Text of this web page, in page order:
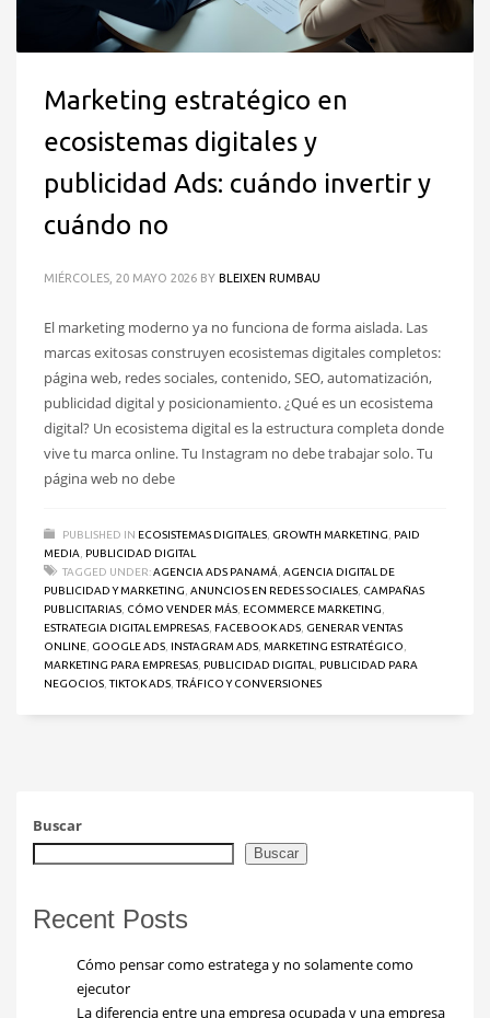
Marketing estratégico en
ecosistemas digitales y
publicidad Ads: cuándo invertir y
cuándo no
MIÉRCOLES, 20 MAYO 2026 BY BLEIXEN RUMBAU
El marketing moderno ya no funciona de forma aislada. Las
marcas exitosas construyen ecosistemas digitales completos:
página web, redes sociales, contenido, SEO, automatización,
publicidad digital y posicionamiento. ¿Qué es un ecosistema
digital? Un ecosistema digital es la estructura completa donde
vive tu marca online. Tu Instagram no debe trabajar solo. Tu
página web no debe
PUBLISHED IN ECOSISTEMAS DIGITALES, GROWTH MARKETING, PAID
MEDIA, PUBLICIDAD DIGITAL
TAGGED UNDER:AGENCIA ADS PANAMÁ, AGENCIA DIGITAL DE
PUBLICIDAD Y MARKETING, ANUNCIOS EN REDES SOCIALES, CAMPAÑAS
PUBLICITARIAS, CÓMO VENDER MÁS, ECOMMERCE MARKETING,
ESTRATEGIA DIGITAL EMPRESAS, FACEBOOK ADS, GENERAR VENTAS
ONLINE, GOOGLE ADS, INSTAGRAM ADS, MARKETING ESTRATÉGICO,
MARKETING PARA EMPRESAS, PUBLICIDAD DIGITAL, PUBLICIDAD PARA
NEGOCIOS,TIKTOK ADS,TRÁFICO Y CONVERSIONES
Buscar
Buscar
Recent Posts
Cómo pensar como estratega y no solamente como
ejecutor
La diferencia entre una empresa ocupada y una empresa